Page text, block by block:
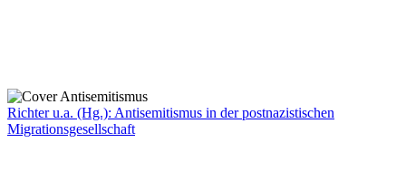
Richter u.a. (Hg.): Antisemitismus in der postnazistischen
Migrationsgesellschaft